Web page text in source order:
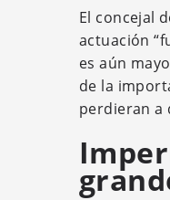
El concejal
actuación
es aún
de la
perdieran a